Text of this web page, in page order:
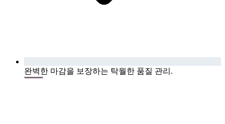
완벽한 마감을 보장하는 탁월한 품질 관리.